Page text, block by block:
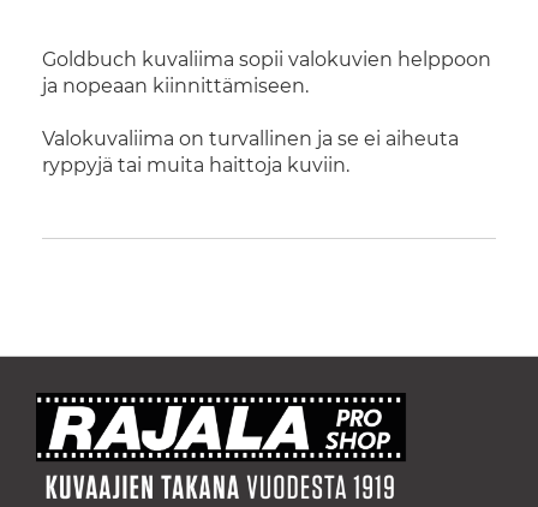
Goldbuch kuvaliima sopii valokuvien helppoon
ja nopeaan kiinnittämiseen.
Valokuvaliima on turvallinen ja se ei aiheuta
ryppyjä tai muita haittoja kuviin.